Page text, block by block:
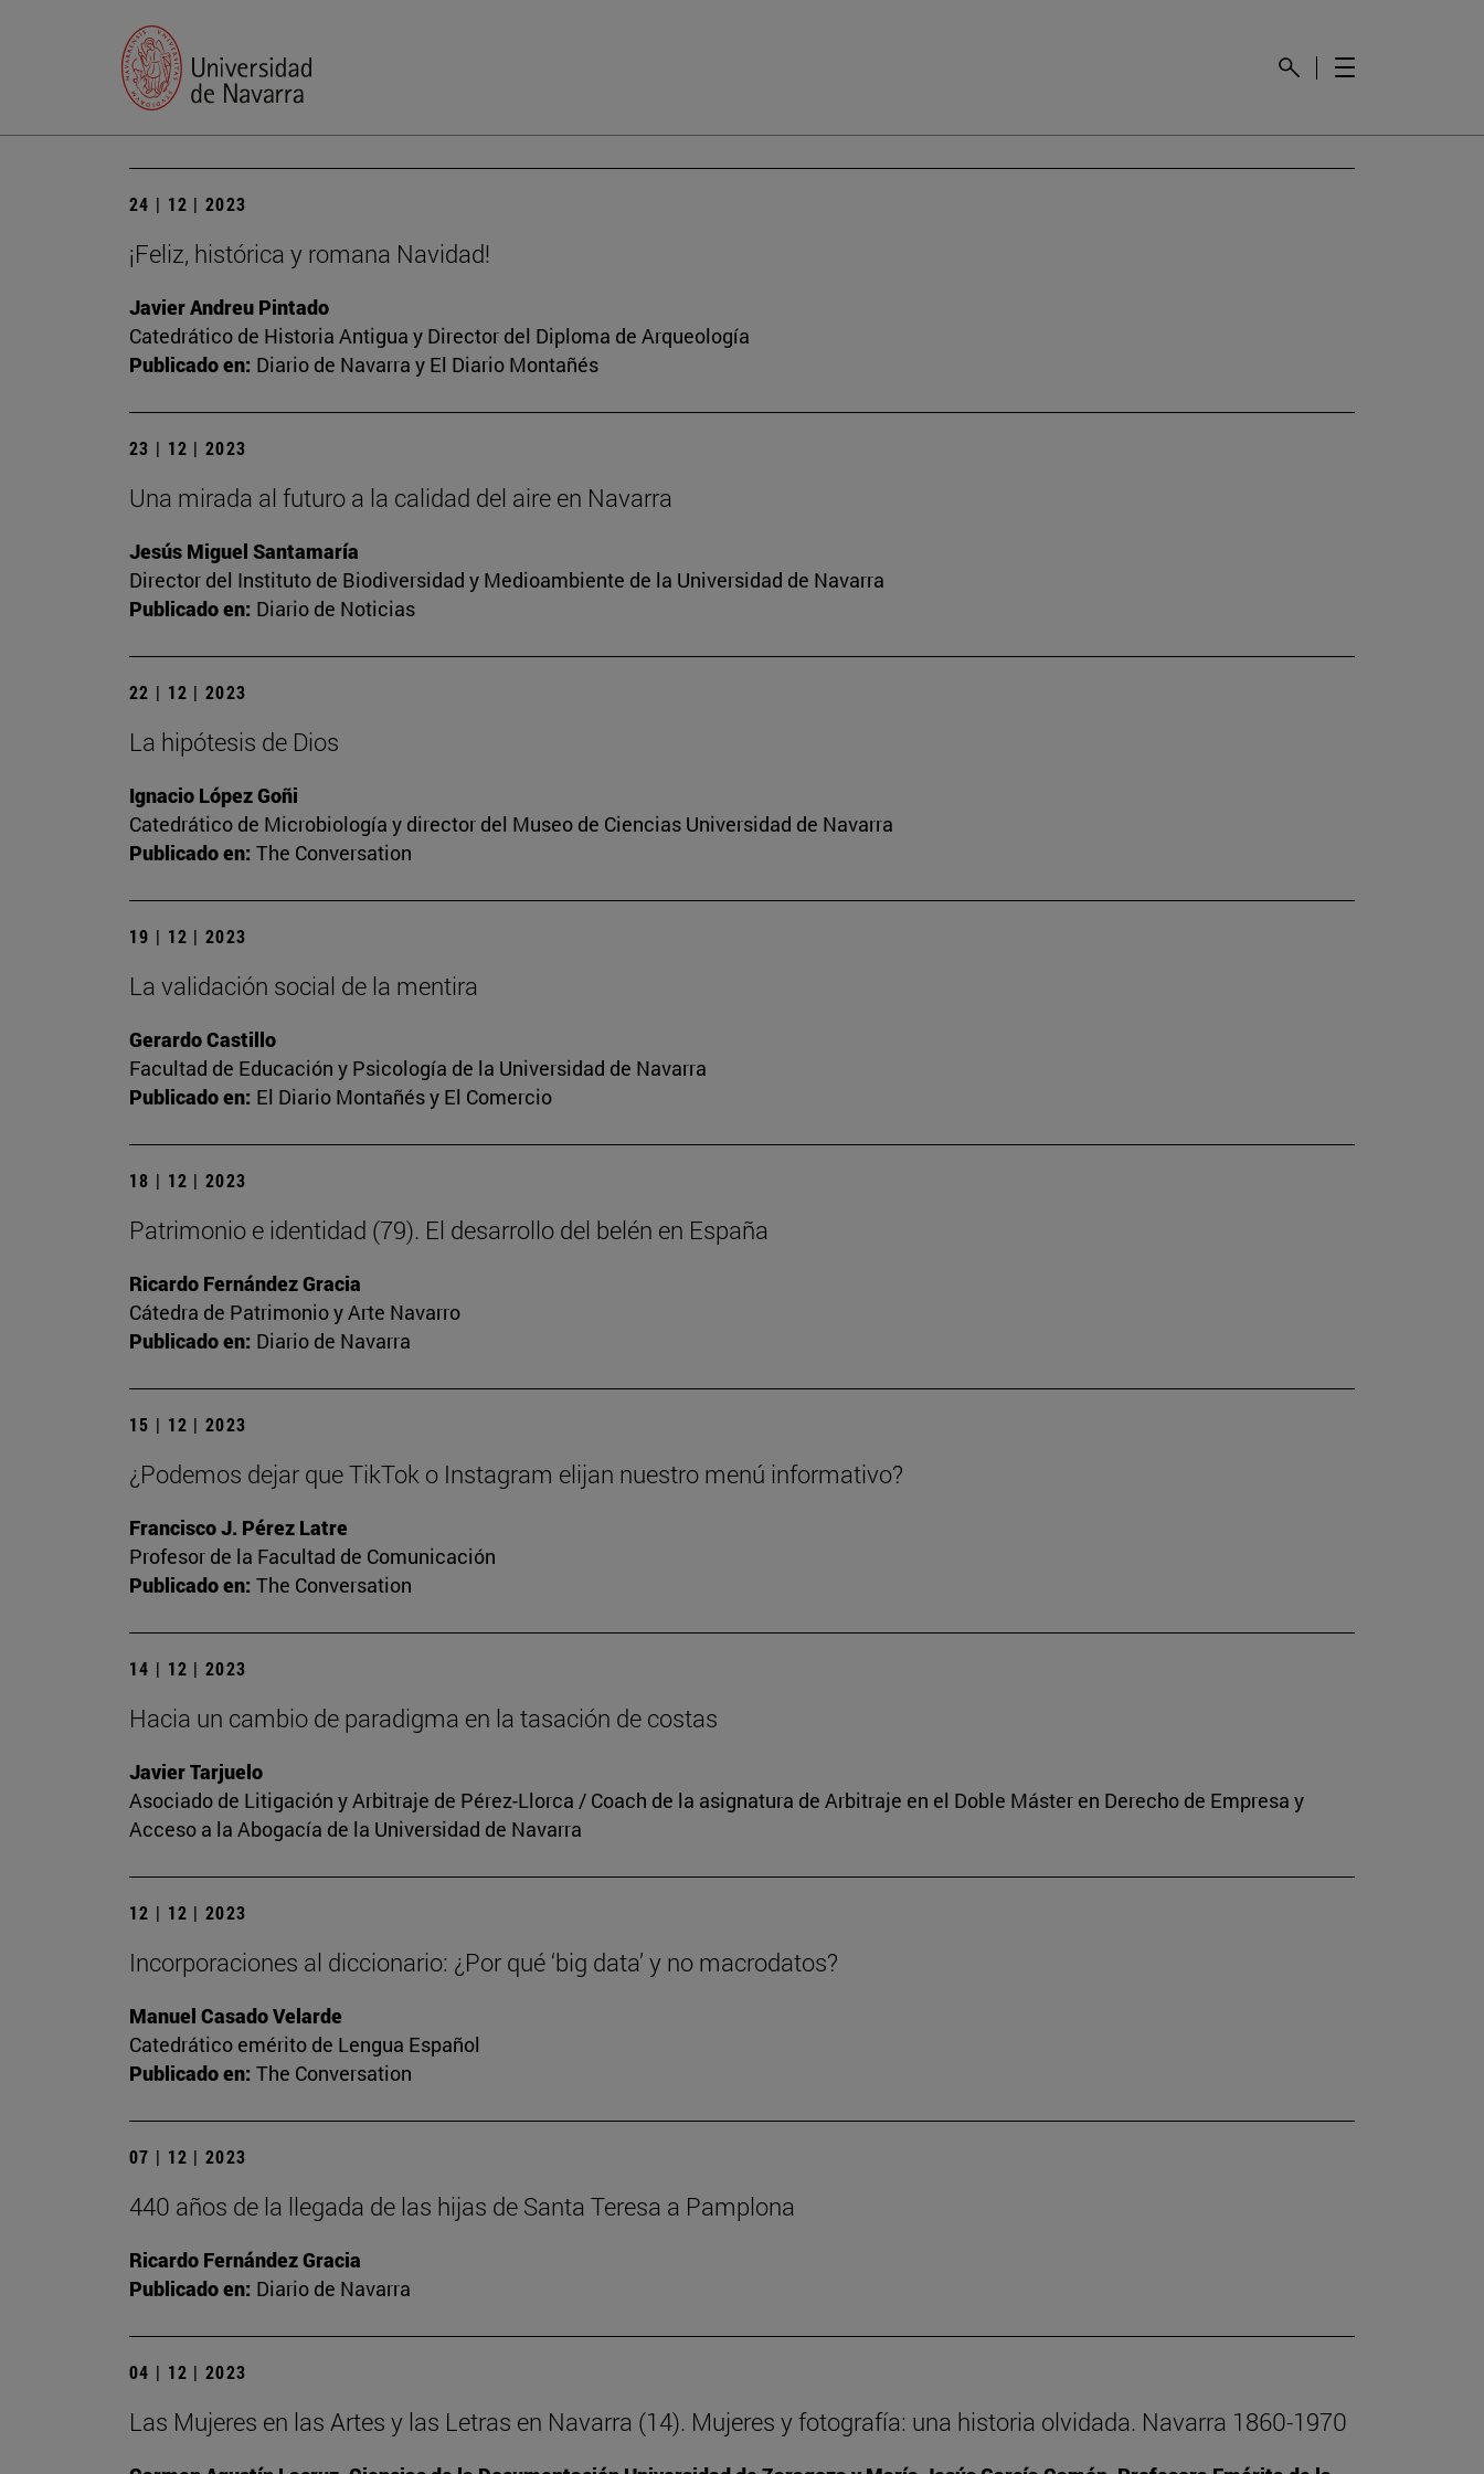
24 | 12 | 2023
¡Feliz, histórica y romana Navidad!
Javier Andreu Pintado
Catedrático de Historia Antigua y Director del Diploma de Arqueología
Publicado en: Diario de Navarra y El Diario Montañés
23 | 12 | 2023
Una mirada al futuro a la calidad del aire en Navarra
Jesús Miguel Santamaría
Director del Instituto de Biodiversidad y Medioambiente de la Universidad de Navarra
Publicado en: Diario de Noticias
22 | 12 | 2023
La hipótesis de Dios
Ignacio López Goñi
Catedrático de Microbiología y director del Museo de Ciencias Universidad de Navarra
Publicado en: The Conversation
19 | 12 | 2023
La validación social de la mentira
Gerardo Castillo
Facultad de Educación y Psicología de la Universidad de Navarra
Publicado en: El Diario Montañés y El Comercio
18 | 12 | 2023
Patrimonio e identidad (79). El desarrollo del belén en España
Ricardo Fernández Gracia
Cátedra de Patrimonio y Arte Navarro
Publicado en: Diario de Navarra
15 | 12 | 2023
¿Podemos dejar que TikTok o Instagram elijan nuestro menú informativo?
Francisco J. Pérez Latre
Profesor de la Facultad de Comunicación
Publicado en: The Conversation
14 | 12 | 2023
Hacia un cambio de paradigma en la tasación de costas
Javier Tarjuelo
Asociado de Litigación y Arbitraje de Pérez-Llorca / Coach de la asignatura de Arbitraje en el Doble Máster en Derecho de Empresa y
Acceso a la Abogacía de la Universidad de Navarra
12 | 12 | 2023
Incorporaciones al diccionario: ¿Por qué ‘big data’ y no macrodatos?
Manuel Casado Velarde
Catedrático emérito de Lengua Español
Publicado en: The Conversation
07 | 12 | 2023
440 años de la llegada de las hijas de Santa Teresa a Pamplona
Ricardo Fernández Gracia
Publicado en: Diario de Navarra
04 | 12 | 2023
Las Mujeres en las Artes y las Letras en Navarra (14). Mujeres y fotografía: una historia olvidada. Navarra 1860-1970